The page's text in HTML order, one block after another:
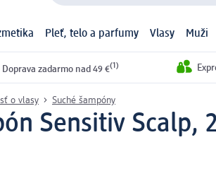
Pleť, telo a parfumy Vlasy Muži
Doprava zadarmo nad 49 €(1)
o vlasy Suché šampóny
Sensitiv Scalp,